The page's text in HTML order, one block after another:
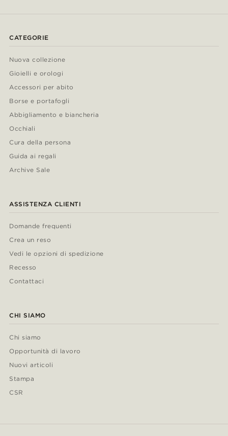
CATEGORIE
Nuova collezione
Gioielli e orologi
Accessori per abito
Borse e portafogli
Abbigliamento e biancheria
Occhiali
Cura della persona
Guida ai regali
Archive Sale
ASSISTENZA CLIENTI
Domande frequenti
Crea un reso
Vedi le opzioni di spedizione
Recesso
Contattaci
CHI SIAMO
Chi siamo
Opportunità di lavoro
Nuovi articoli
Stampa
CSR